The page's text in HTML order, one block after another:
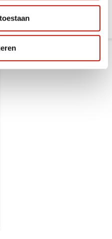
27,9934,99